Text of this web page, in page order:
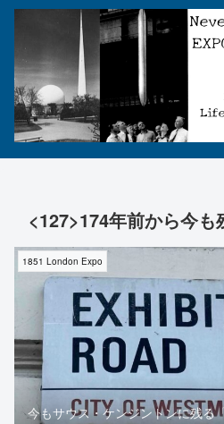
<127>174年前から今も
1851 London Expo
今もサウス・ケンジントンに残る